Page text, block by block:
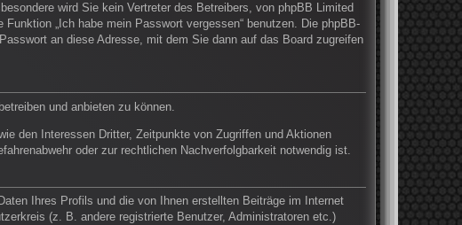
wird Sie kein Vertreter des Betreibers, von phpBB Limited
„Ich habe mein Passwort vergessen“ benutzen. Die phpBB-
an diese Adresse, mit dem Sie dann auf das Board zugreifen
und anbieten zu können.
den Interessen Dritter, Zeitpunkte von Zugriffen und Aktionen
oder zur rechtlichen Nachverfolgbarkeit notwendig ist.
Ihres Profils und die von Ihnen erstellten Beiträge im Internet
(z. B. andere registrierte Benutzer, Administratoren etc.)